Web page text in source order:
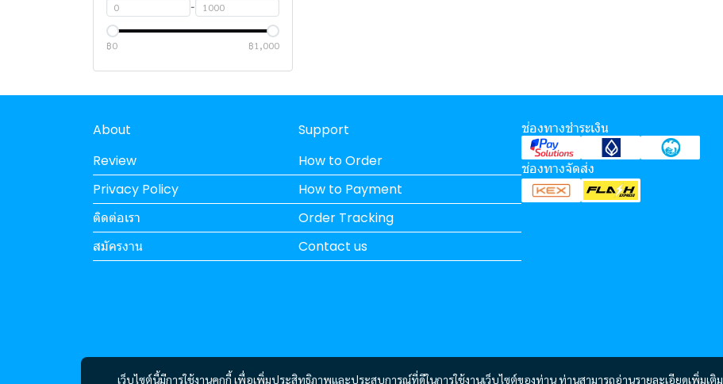
LENOVO
HP
NUBWO
ASUS
TABLET / SMARTPHONE
HUAWEI
ASUS
Liquid Cooler
NETWORK
HIKVISION
MSI
SPATIUM
MONTECH
SILVERSTONE
เก้าอี้เกมมิ่ง
ASUS
เมนบอร์ด
-
฿0 ฿1,000
เว็บไซต์นี้มีการใช้งานคุกกี้ เพื่อเพิ่มประสิทธิภาพและประสบการณ์ที่ดีในการใช้งานเว็บไซต์ของท่าน ท่านสามารถอ่านรายละเอียดเพิ่มเติม
About
Review
Privacy Policy
ติดต่อเรา
สมัครงาน
Support
How to Order
How to Payment
Order Tracking
Contact us
ช่องทางชำระเงิน
ช่องทางจัดส่ง